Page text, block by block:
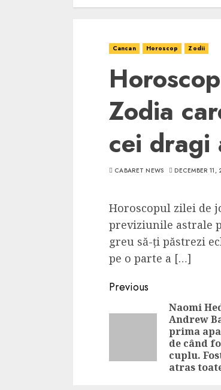
Cancan Horoscop Zodii
Zodia
cei dragi
CABARET NEWS DECEMBER
Horoscopul zilei de
previziunile astrale
greu să-ți păstrezi
pe o parte a […]
Continue
Reading
Previous
Naomi
Andrew
prima
de când
cuplu.
atras